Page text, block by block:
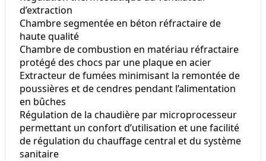
d’extraction
Chambre segmentée en béton réfractaire de
haute qualité
Chambre de combustion en matériau réfractaire
protégé des chocs par une plaque en acier
Extracteur de fumées minimisant la remontée de
poussières et de cendres pendant l’alimentation
en bûches
Régulation de la chaudière par microprocesseur
permettant un confort d’utilisation et une facilité
de régulation du chauffage central et du système
sanitaire